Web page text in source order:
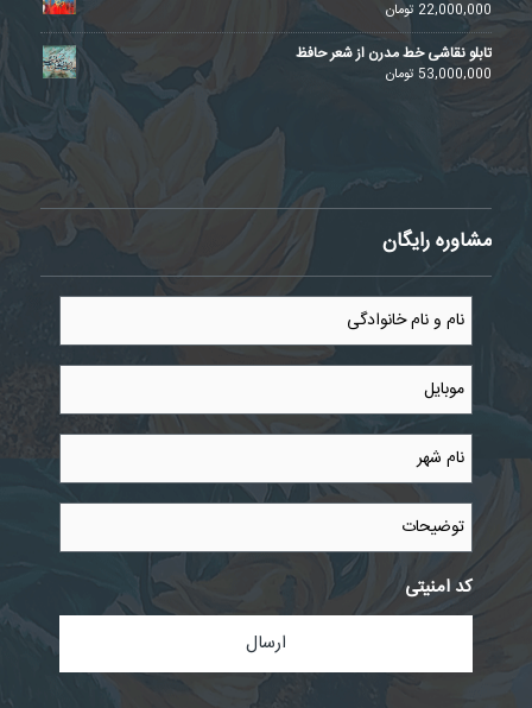
22,000,000 تومان
تابلو نقاشی خط مدرن از شعر حافظ
53,000,000 تومان
مشاوره رایگان
نام
نام
خانوادگی
موبایل
نام
شهر *
توضیحات
کد امنیتی